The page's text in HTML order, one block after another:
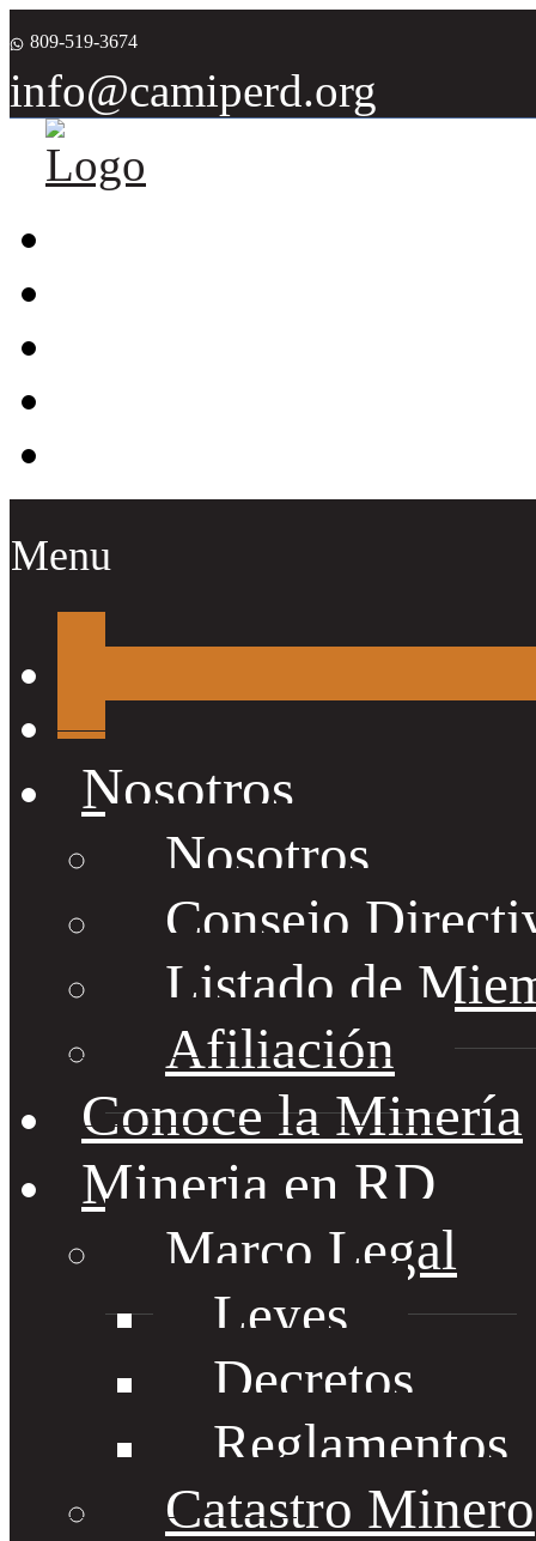
809-519-3674
info@camiperd.org
Menu
Nosotros
Nosotros
Consejo
Listado de
Afiliación
Conoce la Minería
Mineria en RD
Marco Legal
Leyes
Decretos
Reglamentos
Catastro Minero